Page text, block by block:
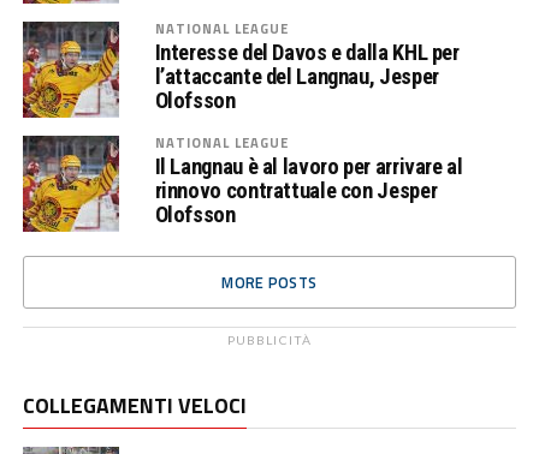
NATIONAL LEAGUE
Interesse del Davos e dalla KHL per
l’attaccante del Langnau, Jesper
Olofsson
NATIONAL LEAGUE
Il Langnau è al lavoro per arrivare al
rinnovo contrattuale con Jesper
Olofsson
MORE POSTS
PUBBLICITÀ
COLLEGAMENTI VELOCI